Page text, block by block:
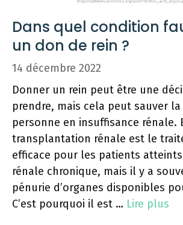
Dans quel condition
un don de rein ?
14 décembre 2022
Donner un rein peut être une
prendre, mais cela peut sauver la
personne en insuffisance rénale.
transplantation rénale est le
efficace pour les patients atteints
rénale chronique, mais il y a
pénurie d’organes disponibles
C’est pourquoi il est … Lire plus